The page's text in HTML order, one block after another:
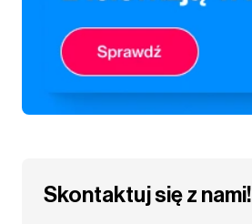
Skontaktuj się z nami!